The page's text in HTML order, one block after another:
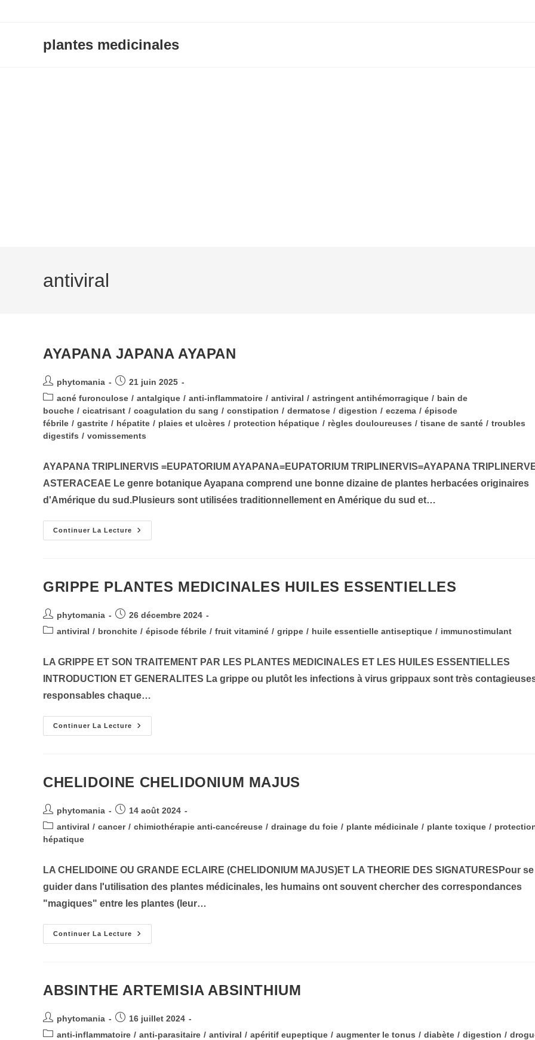
plantes medicinales
antiviral
AYAPANA JAPANA AYAPAN
Auteur/autrice
de
la
publication :
phytomania
Publication
publiée :
21 juin 2025
Post
category:
acné furonculose / antalgique / anti-inflammatoire / antiviral / astringent antihémorragique / bain de
bouche / cicatrisant / coagulation du sang / constipation / dermatose / digestion / eczema / épisode
fébrile / gastrite / hépatite / plaies et ulcères / protection hépatique / règles douloureuses / tisane de santé / troubles
digestifs / vomissements
AYAPANA TRIPLINERVIS =EUPATORIUM AYAPANA=EUPATORIUM TRIPLINERVIS=AYAPANA
ASTERACEAE Le genre botanique Ayapana comprend une bonne dizaine de plantes herbacées originaires
d'Amérique du sud.Plusieurs sont utilisées traditionnellement en Amérique du sud et…
Continuer La Lecture
AYAPANA
JAPANA
GRIPPE PLANTES MEDICINALES HUILES ESSENTIELLES
Auteur/autrice
de
phytomania
Publication
publiée :
26 décembre 2024
Postantiviral / bronchite / épisode fébrile / fruit vitaminé / grippe / huile essentielle antiseptique / immunostimulant
LA GRIPPE ET SON TRAITEMENT PAR LES PLANTES MEDICINALES ET LES HUILES ESSENTIELLES
INTRODUCTION ET GENERALITES La grippe ou plutôt les infections à virus grippaux sont très
responsables chaque…
Continuer La Lecture
GRIPPE
PLANTES
CHELIDOINE CHELIDONIUM MAJUS
Auteur/autrice
de
la
publication :
phytomania
Publication
publiée :
14 août 2024
Post
category:
antiviral / cancer / chimiothérapie anti-cancéreuse / drainage du foie / plante médicinale / plante toxique /
hépatique
LA CHELIDOINE OU GRANDE ECLAIRE (CHELIDONIUM MAJUS)ET LA THEORIE DES SIGNATURESPour se
guider dans l'utilisation des plantes médicinales, les humains ont souvent chercher des correspondances
"magiques" entre les plantes (leur…
Continuer La Lecture
CHELIDOINE
CHELIDONIUM
ABSINTHE ARTEMISIA ABSINTHIUM
Auteur/autrice
de
phytomania
Publication
publiée :
16 juillet 2024
Postanti-inflammatoire / anti-parasitaire / antiviral / apéritif eupeptique / augmenter le tonus / diabète / digestion /